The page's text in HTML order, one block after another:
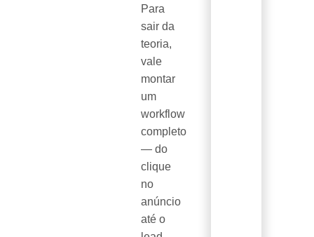
Para
sair da
teoria,
vale
montar
um
workflow
completo
— do
clique
no
anúncio
até o